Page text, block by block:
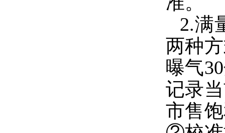
2.满
两种
曝气30
记录
市售